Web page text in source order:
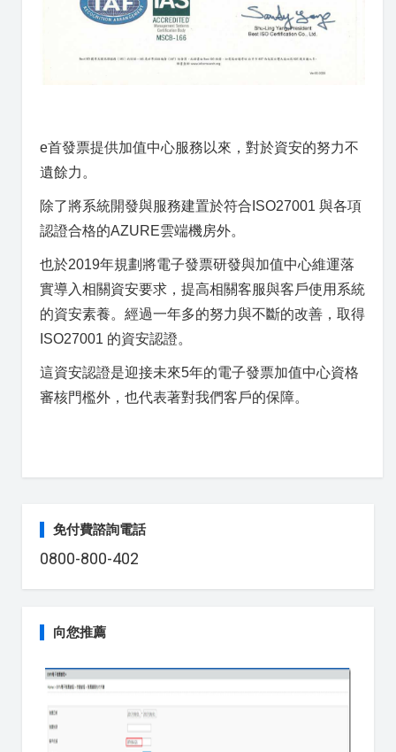
e首發票提供加值中心服務以來，對於資安的努力不
遺餘力。
除了將系統開發與服務建置於符合ISO27001 與各項
認證合格的AZURE雲端機房外。
也於2019年規劃將電子發票研發與加值中心維運落
實導入相關資安要求，提高相關客服與客戶使用系統
的資安素養。經過一年多的努力與不斷的改善，取得
ISO27001 的資安認證。
這資安認證是迎接未來5年的電子發票加值中心資格
審核門檻外，也代表著對我們客戶的保障。
免付費諮詢電話
0800-800-402
向您推薦